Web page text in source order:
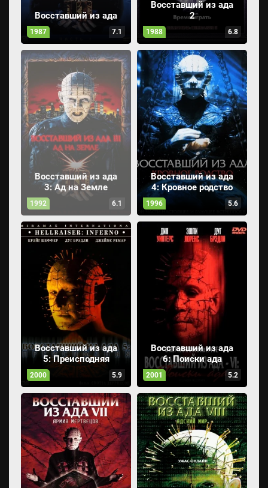
Восставший из ада
1987 7.1
Восставший из ада
2
1988 6.8
Восставший из ада
3: Ад на Земле
1992 6.1
Восставший из ада
4: Кровное родство
1996 5.6
Восставший из ада
5: Преисподняя
2000 5.9
Восставший из ада
6: Поиски ада
2001 5.2